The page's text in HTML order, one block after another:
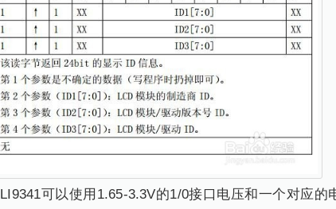
可以使用1.65-3.3V的1/0接口电压和一个对应